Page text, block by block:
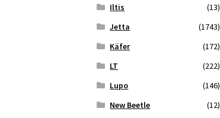
Iltis
(13)
Jetta
(1743)
Käfer
(172)
LT
(222)
Lupo
(146)
New Beetle
(12)